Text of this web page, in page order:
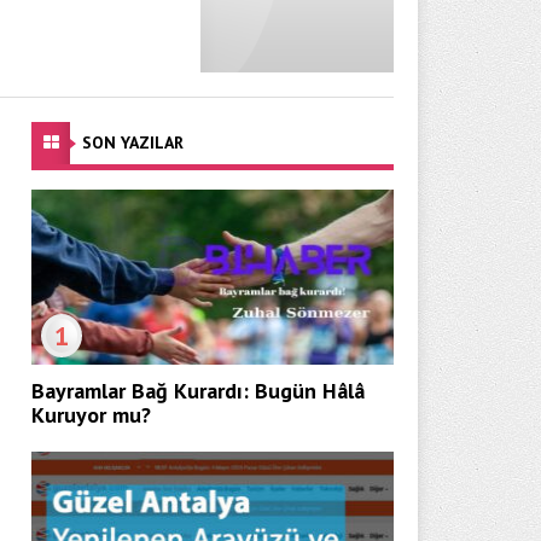
SON YAZILAR
1
Bayramlar Bağ Kurardı: Bugün Hâlâ
Kuruyor mu?